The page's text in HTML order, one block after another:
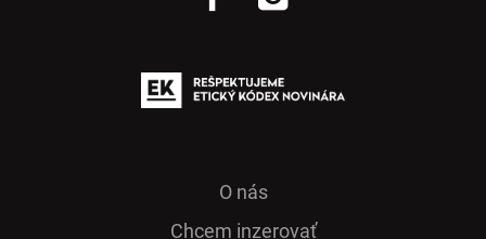
O nás
Chcem inzerovať